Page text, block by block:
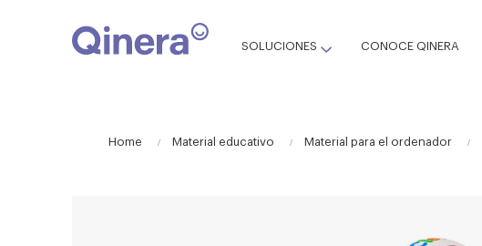
SOLUCIONES CONOCE QINERA
Home Material educativo Material para el ordenador